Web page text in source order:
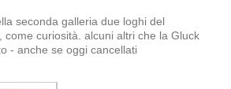
seconda galleria due loghi del
come curiosità. alcuni altri che la Gluck
- anche se oggi cancellati